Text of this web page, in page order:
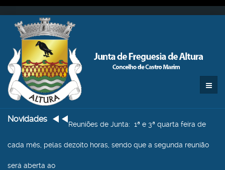
Novidades
Reuniões de Junta: 1ª e 3ª quarta feira de
cada mês, pelas dezoito horas, sendo que a segunda reunião
será aberta ao